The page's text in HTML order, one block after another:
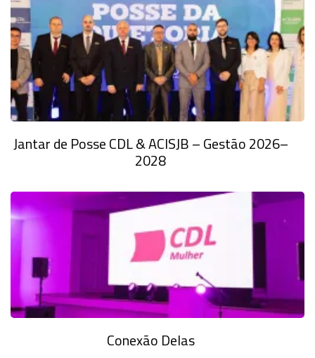
Jantar de Posse CDL & ACISJB – Gestão 2026–
2028
Conexão Delas